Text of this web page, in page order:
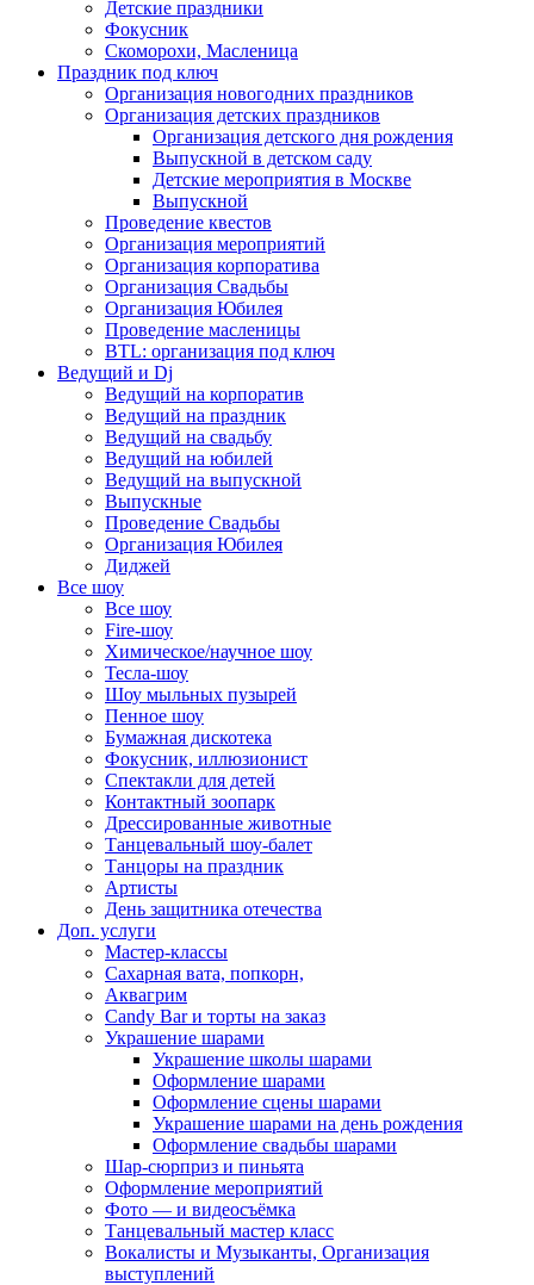
Детские праздники
Фокусник
Скоморохи, Масленица
Праздник под ключ
Организация новогодних праздников
Организация детских праздников
Организация детского дня рождения
Выпускной в детском саду
Детские мероприятия в Москве
Выпускной
Проведение квестов
Организация мероприятий
Организация корпоратива
Организация Свадьбы
Организация Юбилея
Проведение масленицы
BTL: организация под ключ
Ведущий и Dj
Ведущий на корпоратив
Ведущий на праздник
Ведущий на свадьбу
Ведущий на юбилей
Ведущий на выпускной
Выпускные
Проведение Свадьбы
Организация Юбилея
Диджей
Все шоу
Все шоу
Fire-шоу
Химическое/научное шоу
Тесла-шоу
Шоу мыльных пузырей
Пенное шоу
Бумажная дискотека
Фокусник, иллюзионист
Спектакли для детей
Контактный зоопарк
Дрессированные животные
Танцевальный шоу-балет
Танцоры на праздник
Артисты
День защитника отечества
Доп. услуги
Мастер-классы
Сахарная вата, попкорн,
Аквагрим
Candy Bar и торты на заказ
Украшение шарами
Украшение школы шарами
Оформление шарами
Оформление сцены шарами
Украшение шарами на день рождения
Оформление свадьбы шарами
Шар-сюрприз и пиньята
Оформление мероприятий
Фото — и видеосъёмка
Танцевальный мастер класс
Вокалисты и Музыканты, Организация
выступлений